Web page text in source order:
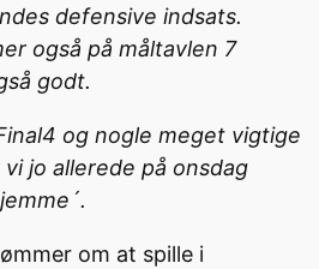
defensive indsats.
også på måltavlen 7
godt.
og nogle meget vigtige
jo allerede på onsdag
om at spille i